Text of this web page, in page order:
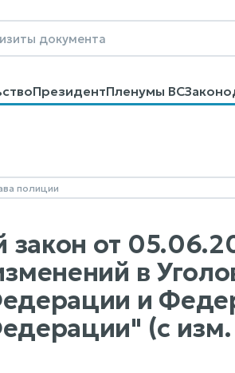
ПрезидентПленумы ВС
КонтактыПомощьПоиск
от
в
и
(с изм.